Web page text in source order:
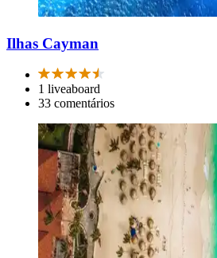
Ilhas Cayman
1 liveaboard
33 comentários